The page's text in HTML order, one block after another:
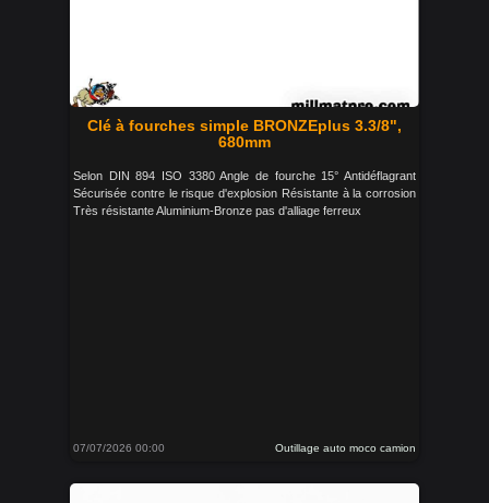
Clé à fourches simple BRONZEplus 3.3/8",
680mm
Selon DIN 894 ISO 3380 Angle de fourche 15° Antidéflagrant
Sécurisée contre le risque d'explosion Résistante à la corrosion
Très résistante Aluminium-Bronze pas d'alliage ferreux
07/07/2026 00:00 Outillage auto moco camion